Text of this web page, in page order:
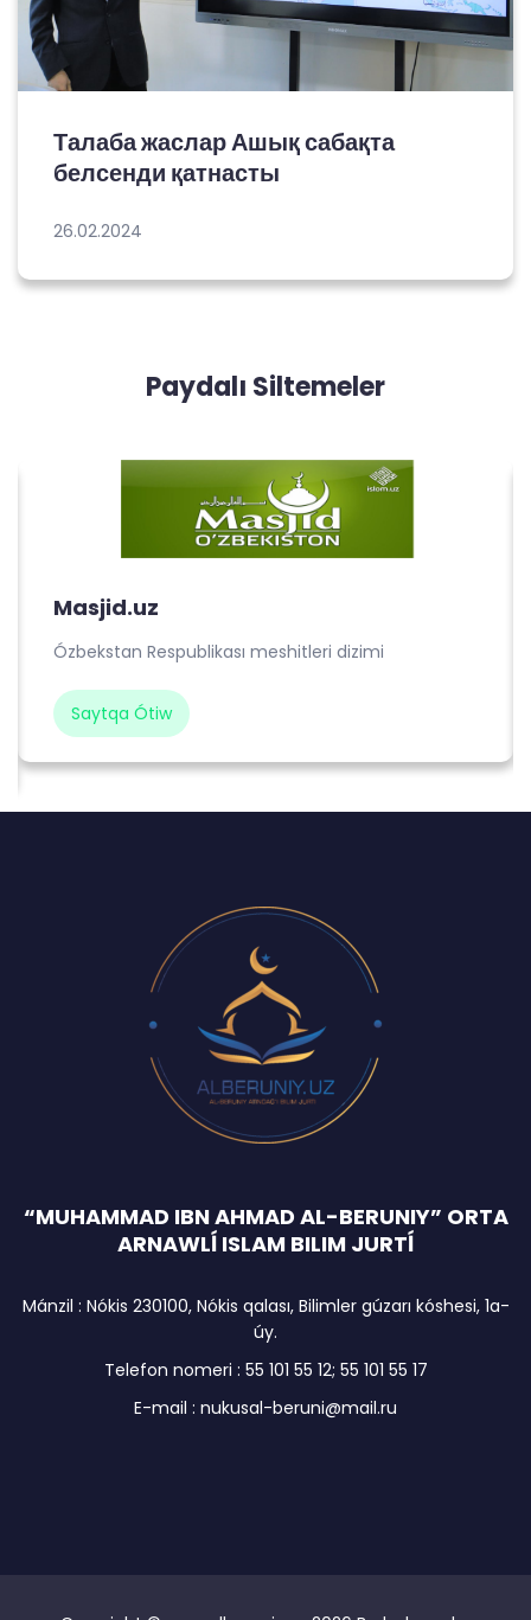
Талаба жаслар Ашық сабақта
белсенди қатнасты
26.02.2024
Paydalı Siltemeler
Masjid.uz
Ózbekstan Respublikası meshitleri dizimi
Saytqa Ótiw
“MUHAMMAD IBN AHMAD AL-BERUNIY” ORTA
ARNAWLĺ ISLAM BILIM JURTĺ
Mánzil : Nókis 230100, Nókis qalası, Bilimler gúzarı kóshesi, 1a-
úy.
Telefon nomeri : 55 101 55 12; 55 101 55 17
E-mail : nukusal-beruni@mail.ru